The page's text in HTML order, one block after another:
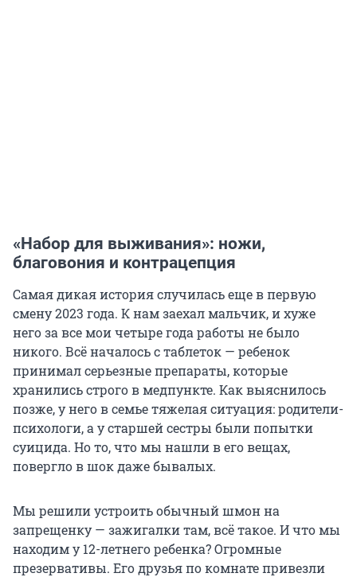
«Набор для выживания»: ножи,
благовония и контрацепция
Самая дикая история случилась еще в первую
смену 2023 года. К нам заехал мальчик, и хуже
него за все мои четыре года работы не было
никого. Всё началось с таблеток — ребенок
принимал серьезные препараты, которые
хранились строго в медпункте. Как выяснилось
позже, у него в семье тяжелая ситуация: родители-
психологи, а у старшей сестры были попытки
суицида. Но то, что мы нашли в его вещах,
повергло в шок даже бывалых.
Мы решили устроить обычный шмон на
запрещенку — зажигалки там, всё такое. И что мы
находим у 12-летнего ребенка? Огромные
презервативы. Его друзья по комнате привезли